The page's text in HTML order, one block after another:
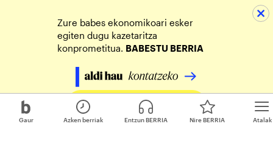
Gaur Atalak
Azken berriak Entzun BERRIA Nire BERRIA
Zure babes ekonomikoari esker
egiten dugu kazetaritza
konprometitua. BABESTU BERRIA
Egin zure ekarpena